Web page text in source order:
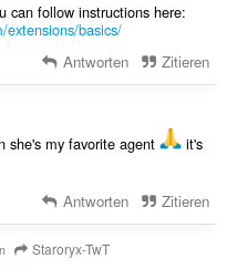
can follow instructions here:
extensions/basics/
Antworten Zitieren
she's my favorite agent
it's
Antworten Zitieren
Staroryx-TwT